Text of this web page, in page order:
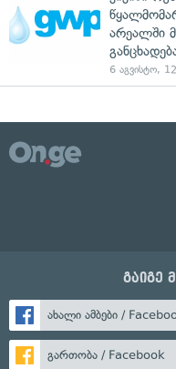
არეალში
6 აგვისტო,
გაიგე
ახალი ამბები /
გართობა / Facebook